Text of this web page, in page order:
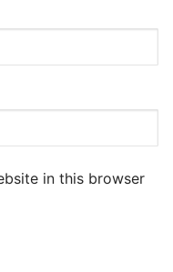
in this browser